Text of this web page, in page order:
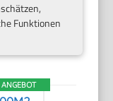
Funktionen
ANGEBOT